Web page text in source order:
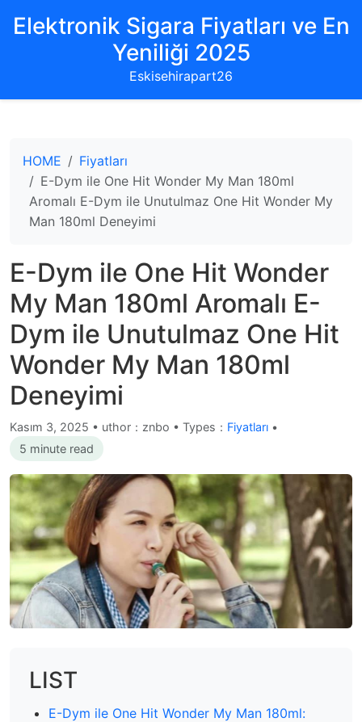
Elektronik Sigara Fiyatları ve En
Yeniliği 2025
Eskisehirapart26
HOME
Fiyatları
E-Dym ile One Hit Wonder My Man 180ml
Aromalı E-Dym ile Unutulmaz One Hit Wonder My
Man 180ml Deneyimi
E-Dym ile One Hit Wonder
My Man 180ml Aromalı E-
Dym ile Unutulmaz One Hit
Wonder My Man 180ml
Deneyimi
Kasım 3, 2025 • uthor：znbo • Types： Fiyatları •
5 minute read
LIST
E-Dym ile One Hit Wonder My Man 180ml: